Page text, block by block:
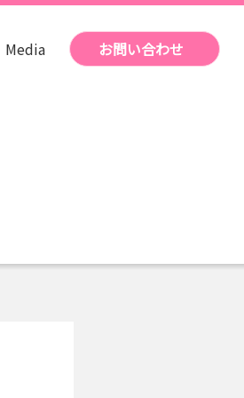
Media お問い合わせ